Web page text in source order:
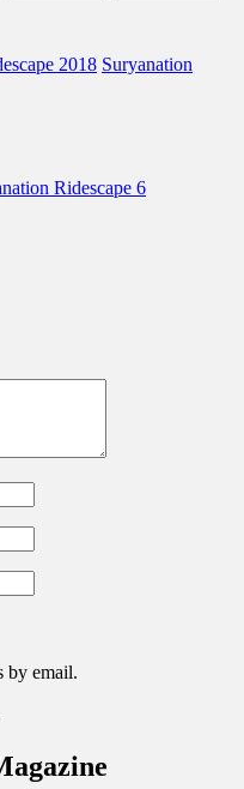
2018 Suryanation
by email.